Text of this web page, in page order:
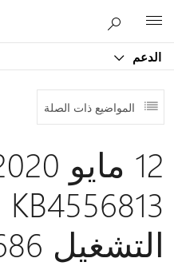
الدعم
المواضيع ذات الصلة
التشغيل 14393.3686)